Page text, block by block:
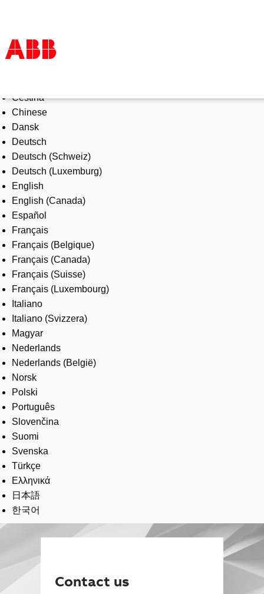
Products & Solutions
Industries
Services
About us
Where to buy
Contact us
Careers
Čeština
Chinese
Dansk
Deutsch
Deutsch (Schweiz)
Deutsch (Luxemburg)
English
English (Canada)
Español
Français
Français (Belgique)
Français (Canada)
Français (Suisse)
Français (Luxembourg)
Italiano
Italiano (Svizzera)
Magyar
Nederlands
Nederlands (België)
Norsk
Polski
Português
Slovenčina
Suomi
Svenska
Türkçe
Ελληνικά
日本語
한국어
Contact us